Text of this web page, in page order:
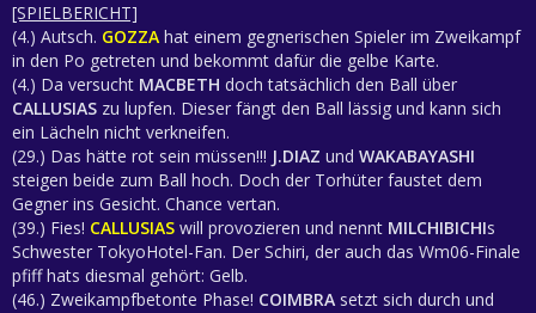
[SPIELBERICHT]
(4.) Autsch. GOZZA hat einem gegnerischen Spieler im Zweikampf
in den Po getreten und bekommt dafür die gelbe Karte.
(4.) Da versucht MACBETH doch tatsächlich den Ball über
CALLUSIAS zu lupfen. Dieser fängt den Ball lässig und kann sich
ein Lächeln nicht verkneifen.
(29.) Das hätte rot sein müssen!!! J.DIAZ und WAKABAYASHI
steigen beide zum Ball hoch. Doch der Torhüter faustet dem
Gegner ins Gesicht. Chance vertan.
(39.) Fies! CALLUSIAS will provozieren und nennt MILCHIBICHIs
Schwester TokyoHotel-Fan. Der Schiri, der auch das Wm06-Finale
pfiff hats diesmal gehört: Gelb.
(46.) Zweikampfbetonte Phase! COIMBRA setzt sich durch und